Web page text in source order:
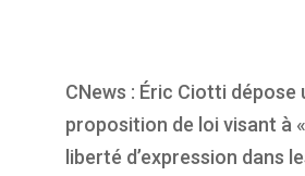
CNews : Éric Ciotti dépose
proposition de loi visant à
liberté d’expression dans